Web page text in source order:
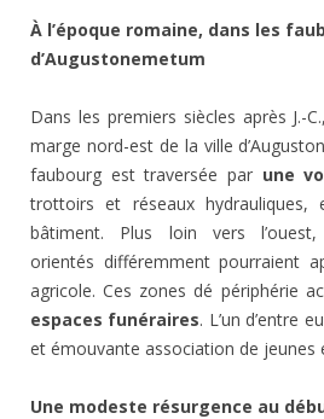
À l’époque romaine, dans les
d’Augustonemetum
Dans les premiers siècles après J.-
marge nord-est de la ville
faubourg est traversée par une
trottoirs et réseaux
bâtiment. Plus loin vers l’ouest,
orientés différemment pourraient
agricole. Ces zones dé périphérie
espaces funéraires. L’un d’entre
et émouvante association de jeunes
Une modeste résurgence au